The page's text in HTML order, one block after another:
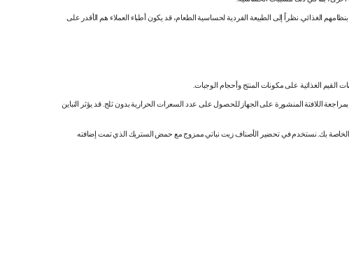
الغذائي. نظراً إلى الطبيعة الفردية لحساسية الطعام، قد يكون أطباء العملاء هم الأقدر على
القيم الغذائية على مكونات المنتج وأحجام الوجبات.
اللافتة المنشورة على الجهاز للحصول على عدد السعرات الحرارية بدون ثلج. قد يؤثر التباين
الخاصة بك. نستخدم في تحضير الأصناف زيت نباتي ممزوج مع حمض الستريك الذي تمت إضافته